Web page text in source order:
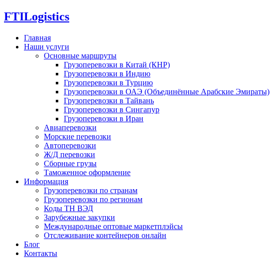
FTILogistics
Главная
Наши услуги
Основные маршруты
Грузоперевозки в Китай (КНР)
Грузоперевозки в Индию
Грузоперевозки в Турцию
Грузоперевозки в ОАЭ (Объединённые Арабские Эмираты)
Грузоперевозки в Тайвань
Грузоперевозки в Сингапур
Грузоперевозки в Иран
Авиаперевозки
Морские перевозки
Автоперевозки
Ж/Д перевозки
Сборные грузы
Таможенное оформление
Информация
Грузоперевозки по странам
Грузоперевозки по регионам
Коды ТН ВЭД
Зарубежные закупки
Международные оптовые маркетплэйсы
Отслеживание контейнеров онлайн
Блог
Контакты